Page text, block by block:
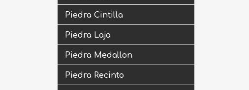
Piedra Cintilla
Piedra Laja
Piedra Medallon
Piedra Recinto